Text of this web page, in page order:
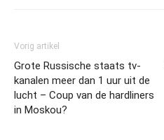
Vorig artikel
Grote Russische staats tv-
kanalen meer dan 1 uur uit de
lucht – Coup van de hardliners
in Moskou?